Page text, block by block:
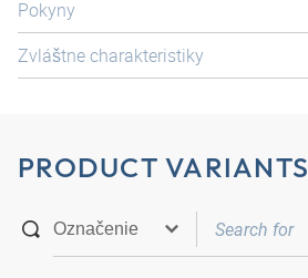
Pokyny
Zvláštne charakteristiky
PRODUCT VARIANTS